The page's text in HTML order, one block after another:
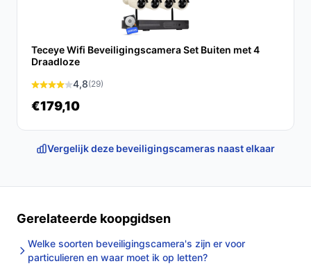
De Tapo C110 Beveiligingscamera is een uitstekende
keuze voor iedereen die op zoek is naar een
betrouwbare en gebruiksvriendelijke oplossing voor
bewegingsdetectie en tweeweg audio, biedt het alles
wat je nodig hebt om je huis veilig te houden.
Ontdek alle specificaties en vergelijk prijzen op
Teceye Wifi Beveiligingscamera Set Buiten met 4
Draadloze
4,8(29)
€179,10
Vergelijk deze beveiligingscameras naast elkaar
Gerelateerde koopgidsen
Welke soorten beveiligingscamera's zijn er voor
particulieren en waar moet ik op letten?